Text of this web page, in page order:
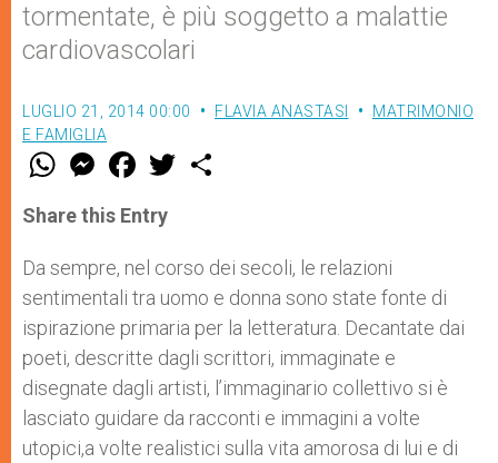
tormentate, è più soggetto a malattie
cardiovascolari
LUGLIO 21, 2014 00:00 FLAVIA ANASTASI
MATRIMONIO
E FAMIGLIA
W
t
s
p
p
M
e
s
e
g
e
r
F
a
e
b
o
k
w
r
Share this Entry
Da sempre, nel corso dei secoli, le relazioni
sentimentali tra uomo e donna sono state fonte di
ispirazione primaria per la letteratura. Decantate dai
poeti, descritte dagli scrittori, immaginate e
disegnate dagli artisti, l’immaginario collettivo si è
lasciato guidare da racconti e immagini a volte
utopici,a volte realistici sulla vita amorosa di lui e di